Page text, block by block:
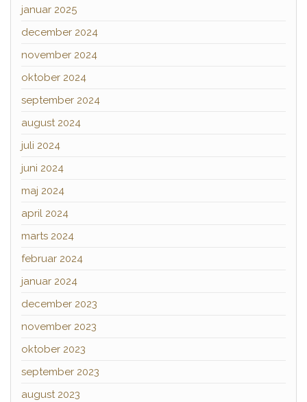
januar 2025
december 2024
november 2024
oktober 2024
september 2024
august 2024
juli 2024
juni 2024
maj 2024
april 2024
marts 2024
februar 2024
januar 2024
december 2023
november 2023
oktober 2023
september 2023
august 2023